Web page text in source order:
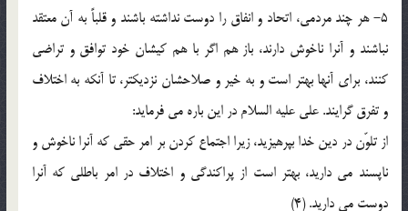
5- هر چند مردمی، اتحاد و انفاق را دوست نداشته باشند و قلباً به آن معتقد
نباشند و آنرا ناخوش دارند، باز هم اگر با هم کیشان خود توافق و تراضی
کنند، برای آنها بهتر است و به خیر و صلاحشان نزدیکتر، تا آنکه به اختلاف
و تفرق گرایند. علی علیه السلام در این باره می فرماید:
از تلوّن در دین خدا بپرهیزید، زیرا اجتماع کردن بر امر حقی که آنرا ناخوش و
ناپسند می دارید، بهتر است از پراکندگی و اختلاف در امر باطلی که آنرا
دوست می دارید. (4)